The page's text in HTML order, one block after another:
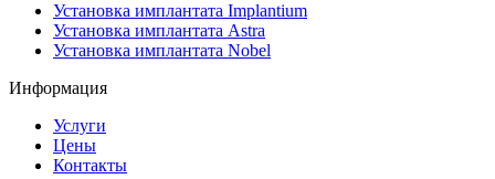
Установка имплантата Implantium
Установка имплантата Astra
Установка имплантата Nobel
Информация
Услуги
Цены
Контакты